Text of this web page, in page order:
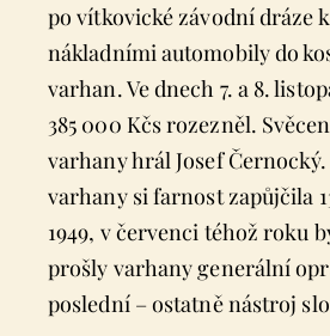
po vítkovické závodní dráze
nákladními automobily do
varhan. Ve dnech 7. a 8.
385 000 Kčs rozezněl.
varhany hrál Josef
varhany si farnost zapůjčila
1949, v červenci téhož roku
prošly varhany generální
poslední – ostatně nástroj